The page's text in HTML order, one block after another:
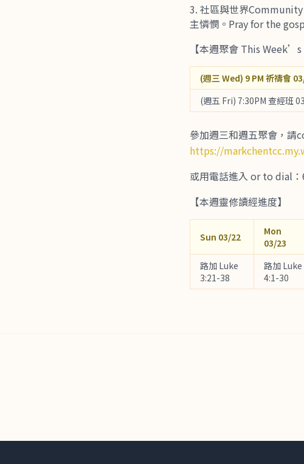
社區與世界
主憐憫。Pray for the
【本週聚會 This Week’s
(週三 Wed) 9 PM 祈禱會
(週五 Fri) 7:30PM 查經班
參加週三和週五聚會，請
https://
或用電話進入 or to dial
【本週靈修讀經進度】
Sun 03/22
Mon
03/23
路加 Luke
3:21-38
路加 Luke
4:1-30